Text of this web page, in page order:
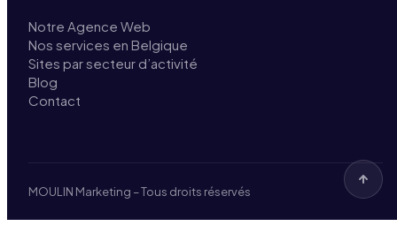
Notre Agence Web
Nos services en Belgique
Sites par secteur d’activité
Blog
Contact
MOULIN Marketing – Tous droits réservés